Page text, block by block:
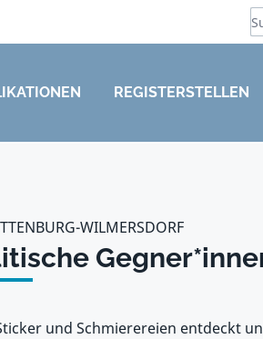
REGISTERSTELLEN
WILMERSDORF
und Schmierereien entdeckt